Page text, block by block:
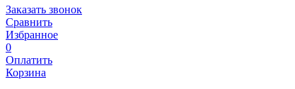
Заказать звонок
Сравнить
Избранное
0
Оплатить
Корзина